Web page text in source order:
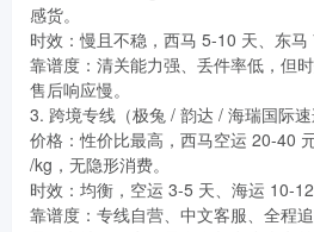
感货。
时效：慢且不稳，西马 5-10 天、东马
靠谱度：清关能力强、丢件率低，但
售后响应慢。
3. 跨境专线（极兔 / 韵达 / 海瑞国际速
价格：性价比最高，西马空运 20-40
/kg，无隐形消费。
时效：均衡，空运 3-5 天、海运 10-12
靠谱度：专线自营、中文客服、全程